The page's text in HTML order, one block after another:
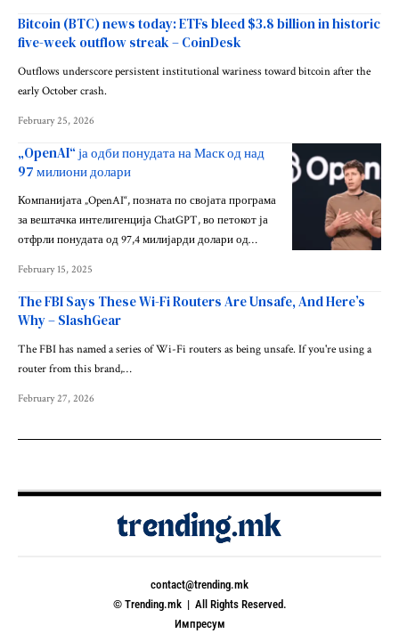
Bitcoin (BTC) news today: ETFs bleed $3.8 billion in historic
five-week outflow streak – CoinDesk
Outflows underscore persistent institutional wariness toward bitcoin after the
early October crash.
February 25, 2026
„OpenAI“ ја одби понудата на Маск од над
97 милиони долари
Компанијата „OpenAI“, позната по својата програма
за вештачка интелигенција ChatGPT, во петокот ја
отфрли понудата од 97,4 милијарди долари од…
February 15, 2025
The FBI Says These Wi-Fi Routers Are Unsafe, And Here’s
Why – SlashGear
The FBI has named a series of Wi-Fi routers as being unsafe. If you're using a
router from this brand,…
February 27, 2026
contact@trending.mk
© Trending.mk | All Rights Reserved.
Импресум